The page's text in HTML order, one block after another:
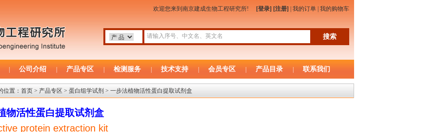
欢迎您来到南京建成生物工程研究所! [登录] [注册] 我的订单| 我的购物车
公司介绍 产品专区 检测服务 技术支持 会员专区 产品目录 联系我们
位置： 首页> 产品专区 > 蛋白组学试剂 > 一步法植物活性蛋白提取试剂盒
物活性蛋白提取试剂盒
protein extraction kit